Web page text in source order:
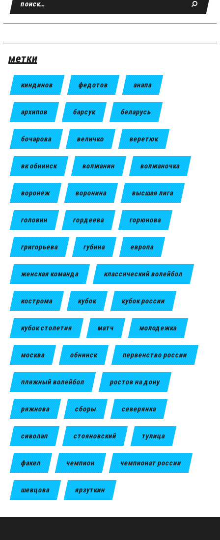
метки
киндинов федотов анапа
архипов барсук беларусь
бочарова величко веретюк
вк обнинск волжанин волжаночка
воронеж воронина высшая лига
головин гордеева горюнова
григорьева губина европа
женская команда классический волейбол
кострома кубок кубок россии
кубок столетия матч молодежка
москва обнинск первенство россии
пляжный волейбол ростов на дону
ряжнова сборы северянка
сиволап стояновский тулица
факел чемпион чемпионат россии
шевцова ярзуткин